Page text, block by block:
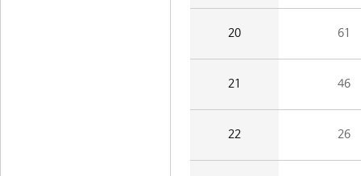
20 61
21 46
22 26